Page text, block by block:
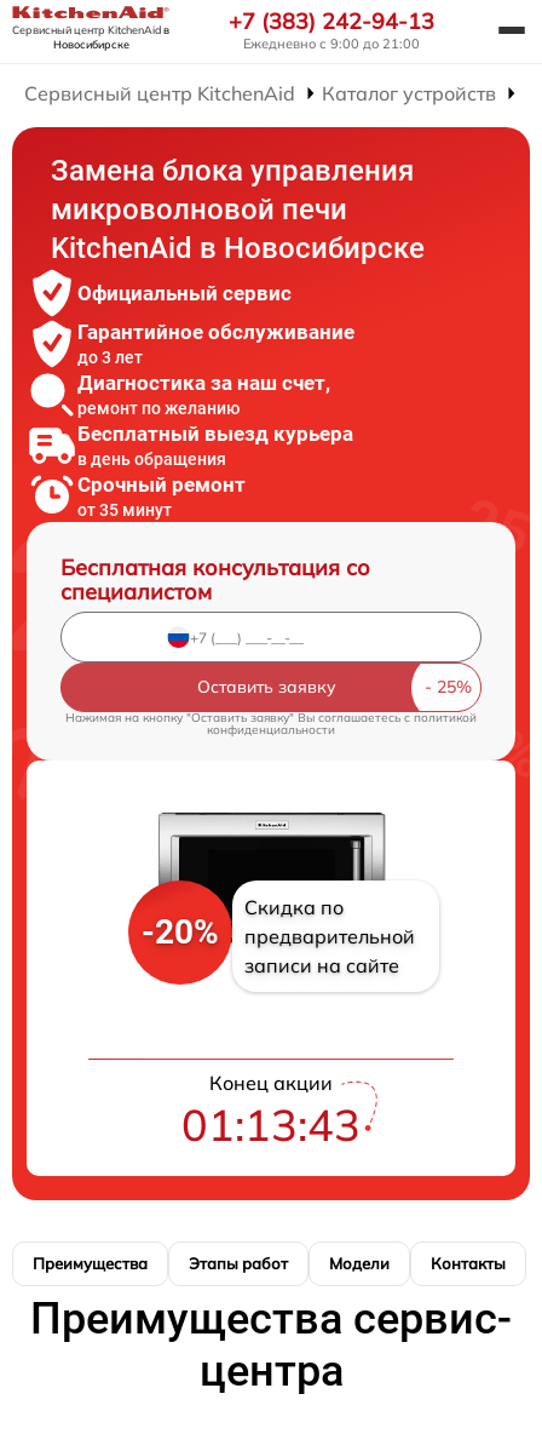
Сервисный центр KitchenAidв
Новосибирске
+7 (383) 242-94-13
Ежедневно с 9:00 до 21:00
Сервисный центр KitchenAid Каталог устройств
Замена блока управления
микроволновой печи
KitchenAid в Новосибирске
Официальный сервис
Гарантийное обслуживание
до 3 лет
Диагностика за наш счет,
ремонт по желанию
Бесплатный выезд курьера
в день обращения
Срочный ремонт
от 35 минут
Бесплатная консультация со
специалистом
Оставить заявку
Нажимая на кнопку "Оставить заявку" Вы соглашаетесь cполитикой
конфиденциальности
-20%
Скидка по
предварительной
записи на сайте
Конец акции
01:13:42
Преимущества Этапы работ Модели Контакты
Преимущества сервис-
центра